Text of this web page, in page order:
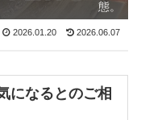
態。
2026.01.20 2026.06.07
になるとのご相